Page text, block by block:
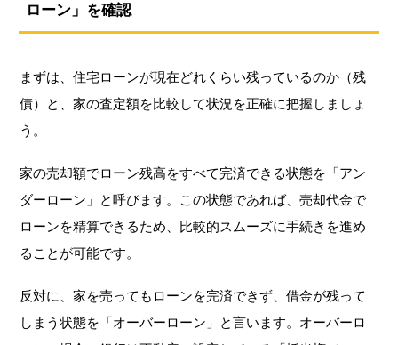
ローン」を確認
まずは、住宅ローンが現在どれくらい残っているのか（残
債）と、家の査定額を比較して状況を正確に把握しましょ
う。
家の売却額でローン残高をすべて完済できる状態を「アン
ダーローン」と呼びます。この状態であれば、売却代金で
ローンを精算できるため、比較的スムーズに手続きを進め
ることが可能です。
反対に、家を売ってもローンを完済できず、借金が残って
しまう状態を「オーバーローン」と言います。オーバーロ